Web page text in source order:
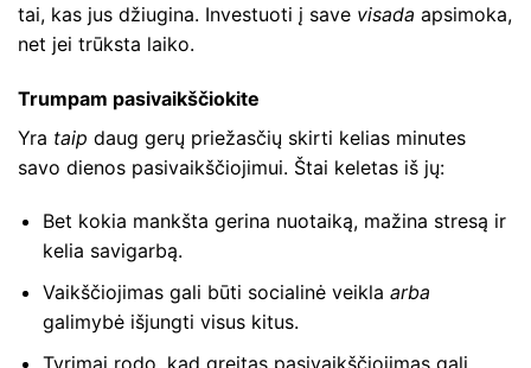
tai, kas jus džiugina. Investuoti į save visada apsimoka,
net jei trūksta laiko.
Trumpam pasivaikščiokite
Yra taip daug gerų priežasčių skirti kelias minutes
savo dienos pasivaikščiojimui. Štai keletas iš jų:
Bet kokia mankšta gerina nuotaiką, mažina stresą ir
kelia savigarbą.
Vaikščiojimas gali būti socialinė veikla arba
galimybė išjungti visus kitus.
Tyrimai rodo, kad greitas pasivaikščiojimas gali